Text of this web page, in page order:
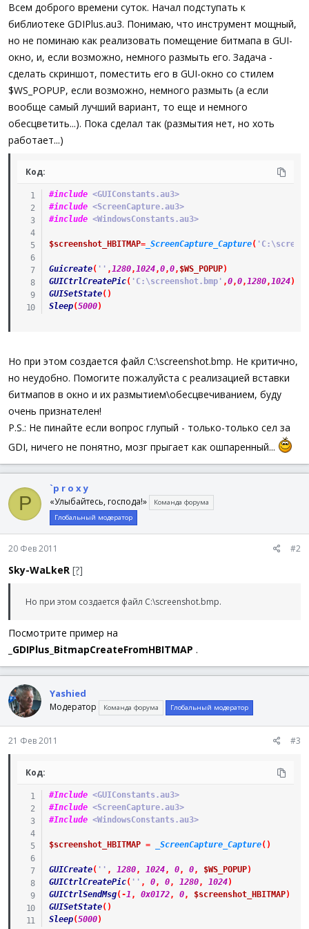
а
Всем доброго времени суток. Начал подступать к
библиотеке GDIPlus.au3. Понимаю, что инструмент мощный,
но не поминаю как реализовать помещение битмапа в GUI-
окно, и, если возможно, немного размыть его. Задача -
сделать скриншот, поместить его в GUI-окно со стилем
$WS_POPUP, если возможно, немного размыть (а если
вообще самый лучший вариант, то еще и немного
обесцветить...). Пока сделал так (размытия нет, но хоть
работает...)
Код:
#include <GUIConstants.au3>
#include <ScreenCapture.au3>
#include <WindowsConstants.au3>
$screenshot_HBITMAP=_ScreenCapture_Capture(
Guicreate( '' ,1280,1024,0,0, $WS_POPUP)
GUICtrlCreatePic( 'C:\screenshot.bmp' ,0,0,1280,1024)
GUISetState( )
Sleep(5000)
Но при этом создается файл C:\screenshot.bmp. Не критично,
но неудобно. Помогите пожалуйста с реализацией вставки
битмапов в окно и их размытием\обесцвечиванием, буду
очень признателен!
P.S.: Не пинайте если вопрос глупый - только-только сел за
GDI, ничего не понятно, мозг прыгает как ошпаренный...
P
`p r o x y
«Улыбайтесь, господа!»
Команда форума
Глобальный модератор
20 Фев 2011 #2
Sky-WaLkeR [?]
Но при этом создается файл C:\screenshot.bmp.
Посмотрите пример на
_GDIPlus_BitmapCreateFromHBITMAP .
Yashied
Модератор Команда форума Глобальный модератор
21 Фев 2011 #3
Код:
#Include <GUIConstants.au3>
#Include <ScreenCapture.au3>
#Include <WindowsConstants.au3>
$screenshot_HBITMAP = _ScreenCapture_Capture( )
GUICreate( '' , 1280, 1024, 0, 0, $WS_POPUP)
GUICtrlCreatePic( '' , 0, 0, 1280, 1024)
GUICtrlSendMsg( -1 , 0x0172, 0, $screenshot_HBITMAP)
GUISetState( )
Sleep(5000)